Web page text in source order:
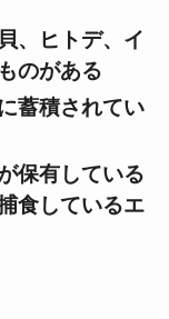
、
ヒトデ、イ
のがある
蓄積されてい
保有している
食しているエ